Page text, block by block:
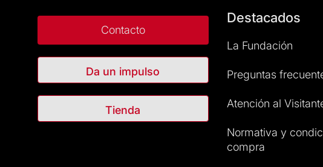
Contacto
Da un impulso
Tienda
Destacados
La Fundación
Preguntas
Atención al
Normativa y
compra